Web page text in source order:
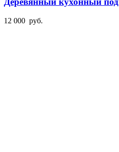
12 000 руб.